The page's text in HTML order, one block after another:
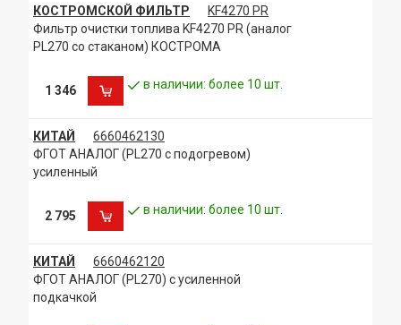
КОСТРОМСКОЙ ФИЛЬТР
KF4270 PR
Фильтр очистки топлива KF4270 PR (аналог
PL270 со стаканом) КОСТРОМА
1 346 в наличии: более 10 шт.
КИТАЙ
6660462130
ФГОТ АНАЛОГ (PL270 с подогревом)
усиленный
2 795 в наличии: более 10 шт.
КИТАЙ
6660462120
ФГОТ АНАЛОГ (PL270) с усиленной
подкачкой